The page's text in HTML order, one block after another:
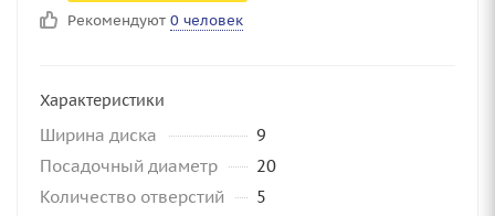
Рекомендуют 0 человек
Характеристики
Ширина диска
9
Посадочный диаметр
20
Количество отверстий
5